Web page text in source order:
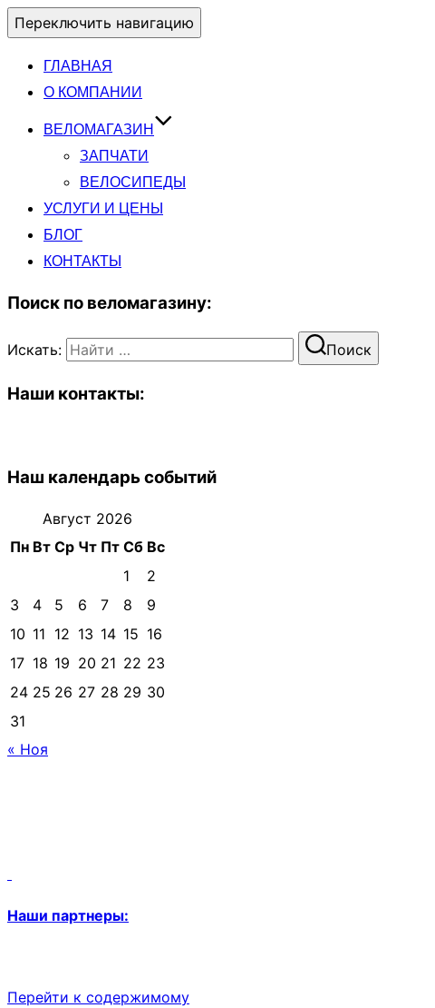
Переключить навигацию
ГЛАВНАЯ
О КОМПАНИИ
ВЕЛОМАГАЗИН
ЗАПЧАТИ
ВЕЛОСИПЕДЫ
УСЛУГИ И ЦЕНЫ
БЛОГ
КОНТАКТЫ
Поиск по веломагазину:
Искать: Поиск
Наши контакты:
Наш календарь событий
Август 2026
Пн Вт Ср Чт Пт Сб Вс
1
2
3
4 5 6 7 8
9
10 11 12 13 14 15 16
17 18 19 20 21 22 23
24 25 26 27 28 29 30
31
« Ноя
Наши партнеры:
Перейти к содержимому